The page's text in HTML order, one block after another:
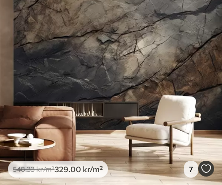
548.33 329.00kr /m²
Premium
665.00 399.00kr /m²
Premium vinyl
650 .00 /m²
Peel and Stick
925.00 .00 /m²
548.33kr/m²329 .00 kr/m² 7